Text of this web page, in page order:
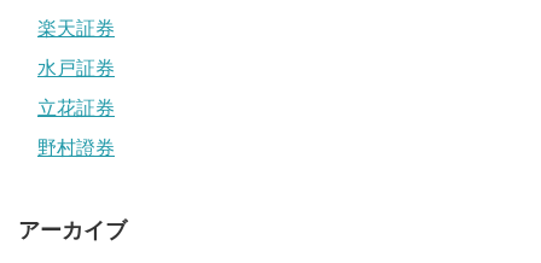
楽天証券
水戸証券
立花証券
野村證券
アーカイブ